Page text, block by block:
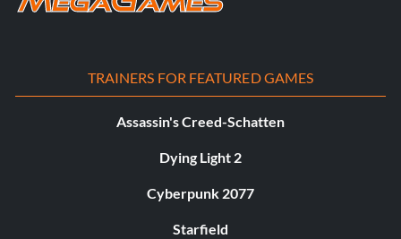
TRAINERS FOR FEATURED GAMES
Assassin's Creed-Schatten
Dying Light 2
Cyberpunk 2077
Starfield